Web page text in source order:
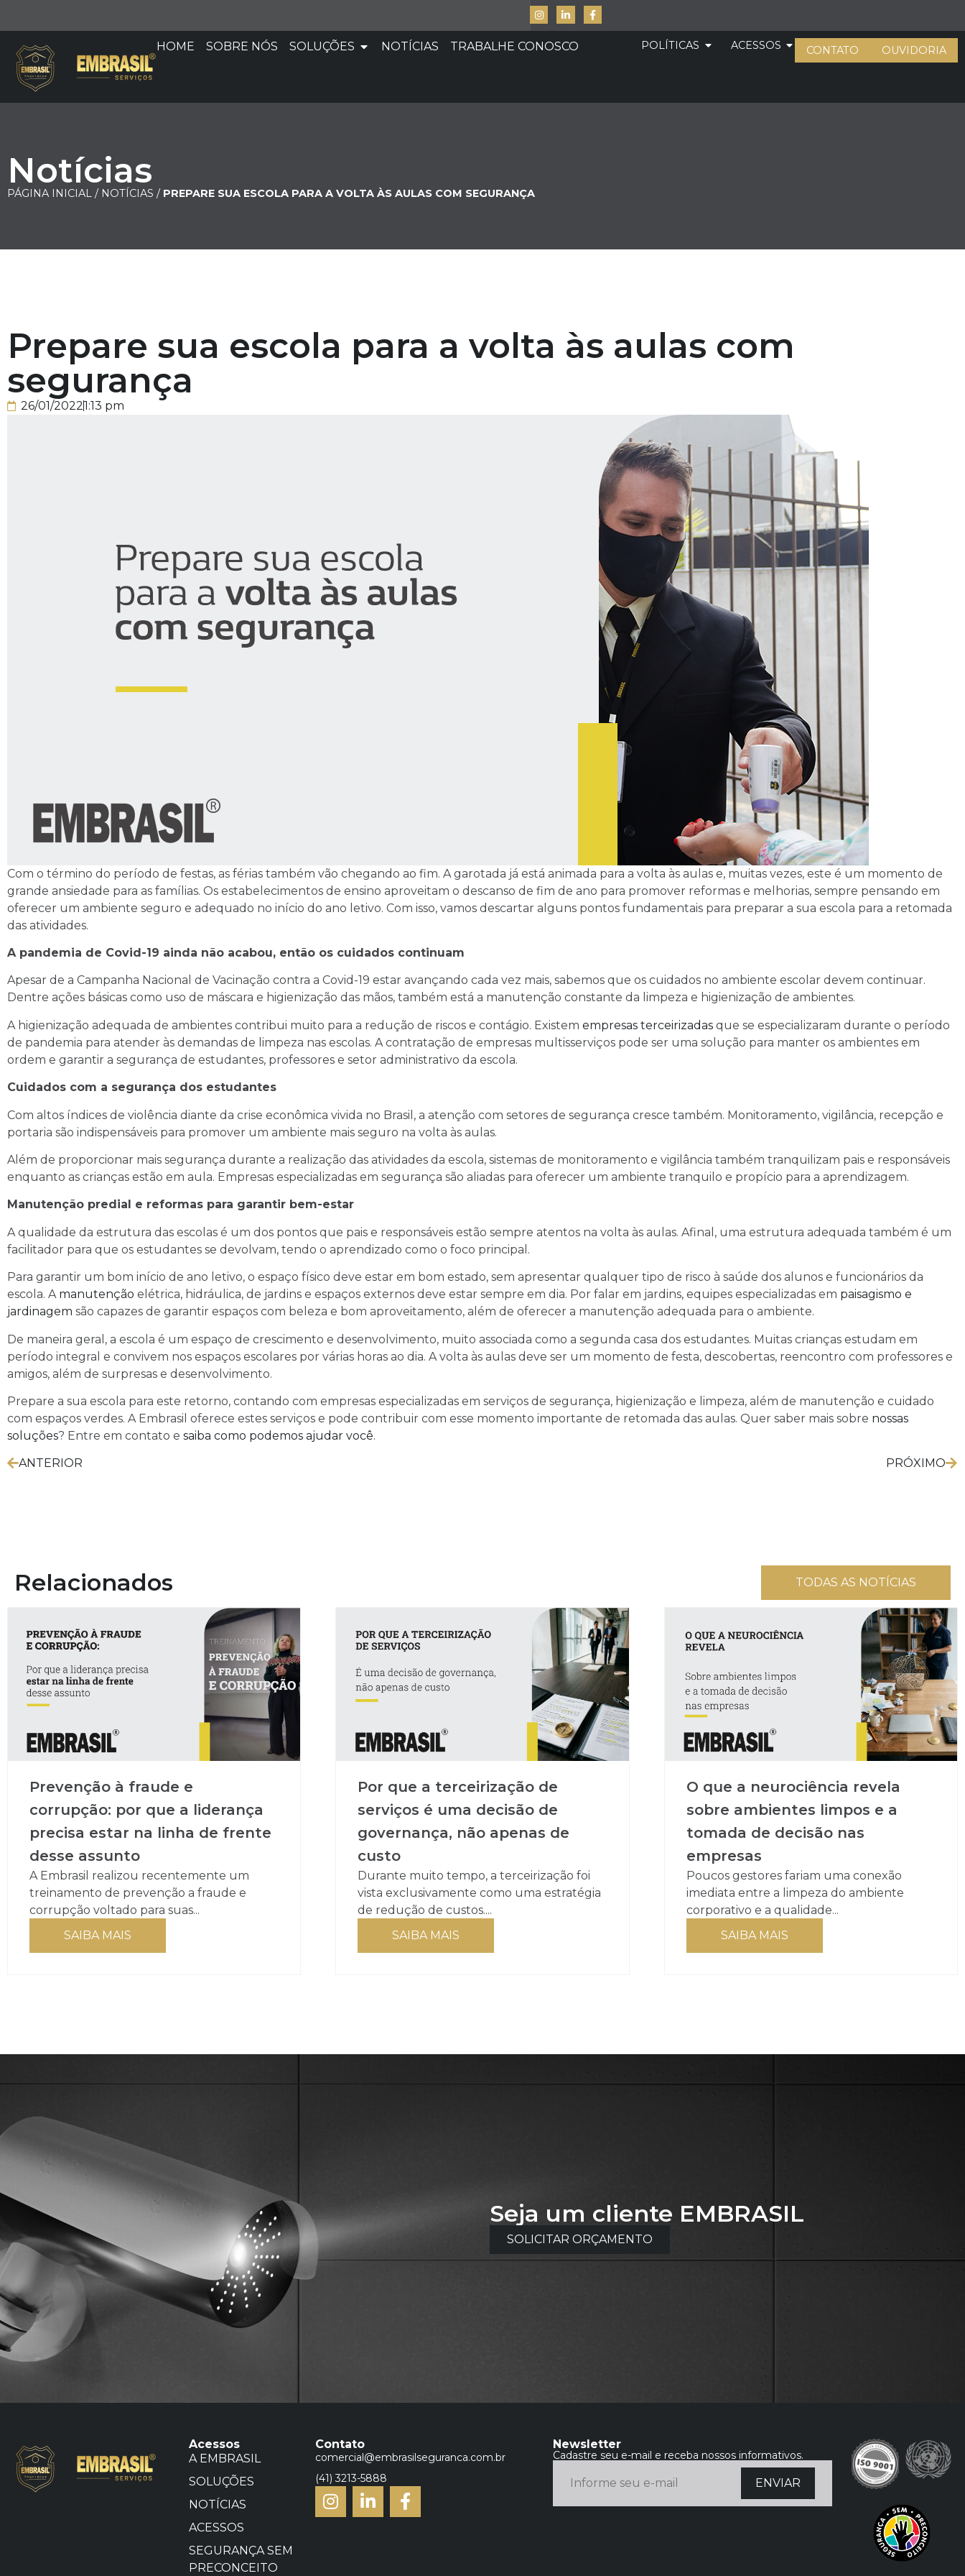
HOME SOBRE NÓS SOLUÇÕES NOTÍCIAS TRABALHE CONOSCO POLÍTICAS ACESSOS CONTATO OUVIDORIA
Notícias
PÁGINA INICIAL / NOTÍCIAS / PREPARE SUA ESCOLA PARA A VOLTA ÀS AULAS COM SEGURANÇA
Prepare sua escola para a volta às aulas com
segurança
26/01/20221:13 pm
Com o término do período de festas, as férias também vão chegando ao fim. A garotada já está animada para a volta às aulas e, muitas vezes, este é um momento de
grande ansiedade para as famílias. Os estabelecimentos de ensino aproveitam o descanso de fim de ano para promover reformas e melhorias, sempre pensando em
oferecer um ambiente seguro e adequado no início do ano letivo. Com isso, vamos descartar alguns pontos fundamentais para preparar a sua escola para a retomada
das atividades.
A pandemia de Covid-19 ainda não acabou, então os cuidados continuam
Apesar de a Campanha Nacional de Vacinação contra a Covid-19 estar avançando cada vez mais, sabemos que os cuidados no ambiente escolar devem continuar.
Dentre ações básicas como uso de máscara e higienização das mãos, também está a manutenção constante da limpeza e higienização de ambientes.
A higienização adequada de ambientes contribui muito para a redução de riscos e contágio. Existem empresas terceirizadas que se especializaram durante o período
de pandemia para atender às demandas de limpeza nas escolas. A contratação de empresas multisserviços pode ser uma solução para manter os ambientes em
ordem e garantir a segurança de estudantes, professores e setor administrativo da escola.
Cuidados com a segurança dos estudantes
Com altos índices de violência diante da crise econômica vivida no Brasil, a atenção com setores de segurança cresce também. Monitoramento, vigilância, recepção e
portaria são indispensáveis para promover um ambiente mais seguro na volta às aulas.
Além de proporcionar mais segurança durante a realização das atividades da escola, sistemas de monitoramento e vigilância também tranquilizam pais e responsáveis
enquanto as crianças estão em aula. Empresas especializadas em segurança são aliadas para oferecer um ambiente tranquilo e propício para a aprendizagem.
Manutenção predial e reformas para garantir bem-estar
A qualidade da estrutura das escolas é um dos pontos que pais e responsáveis estão sempre atentos na volta às aulas. Afinal, uma estrutura adequada também é um
facilitador para que os estudantes se devolvam, tendo o aprendizado como o foco principal.
Para garantir um bom início de ano letivo, o espaço físico deve estar em bom estado, sem apresentar qualquer tipo de risco à saúde dos alunos e funcionários da
escola. A manutenção elétrica, hidráulica, de jardins e espaços externos deve estar sempre em dia. Por falar em jardins, equipes especializadas em paisagismo e
jardinagem são capazes de garantir espaços com beleza e bom aproveitamento, além de oferecer a manutenção adequada para o ambiente.
De maneira geral, a escola é um espaço de crescimento e desenvolvimento, muito associada como a segunda casa dos estudantes. Muitas crianças estudam em
período integral e convivem nos espaços escolares por várias horas ao dia. A volta às aulas deve ser um momento de festa, descobertas, reencontro com professores e
amigos, além de surpresas e desenvolvimento.
Prepare a sua escola para este retorno, contando com empresas especializadas em serviços de segurança, higienização e limpeza, além de manutenção e cuidado
com espaços verdes. A Embrasil oferece estes serviços e pode contribuir com esse momento importante de retomada das aulas. Quer saber mais sobre nossas
soluções? Entre em contato e saiba como podemos ajudar você.
ANTERIOR PRÓXIMO
Relacionados TODAS AS NOTÍCIAS
Prevenção à fraude e
corrupção: por que a liderança
precisa estar na linha de frente
desse assunto
A Embrasil realizou recentemente um
treinamento de prevenção a fraude e
corrupção voltado para suas...
SAIBA MAIS
Por que a terceirização de
serviços é uma decisão de
governança, não apenas de
custo
Durante muito tempo, a terceirização foi
vista exclusivamente como uma estratégia
de redução de custos....
SAIBA MAIS
O que a neurociência revela
sobre ambientes limpos e a
tomada de decisão nas
empresas
Poucos gestores fariam uma conexão
imediata entre a limpeza do ambiente
corporativo e a qualidade...
SAIBA MAIS
Seja um cliente EMBRASIL
SOLICITAR ORÇAMENTO
Acessos
A EMBRASIL
SOLUÇÕES
NOTÍCIAS
ACESSOS
SEGURANÇA SEM
PRECONCEITO
Contato
comercial@embrasilseguranca.com.br
(41) 3213-5888
Newsletter
Cadastre seu e-mail e receba nossos informativos.